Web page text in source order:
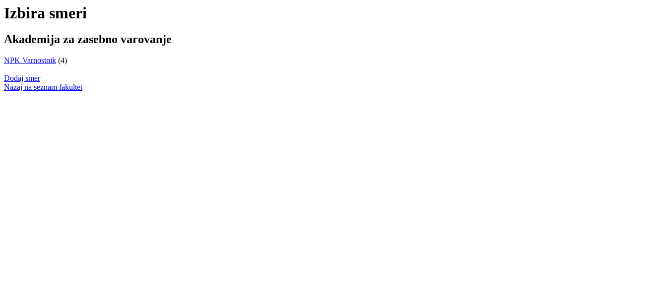
Izbira smeri
Akademija za zasebno varovanje
NPK Varnostnik (4)
Dodaj smer
Nazaj na seznam fakultet